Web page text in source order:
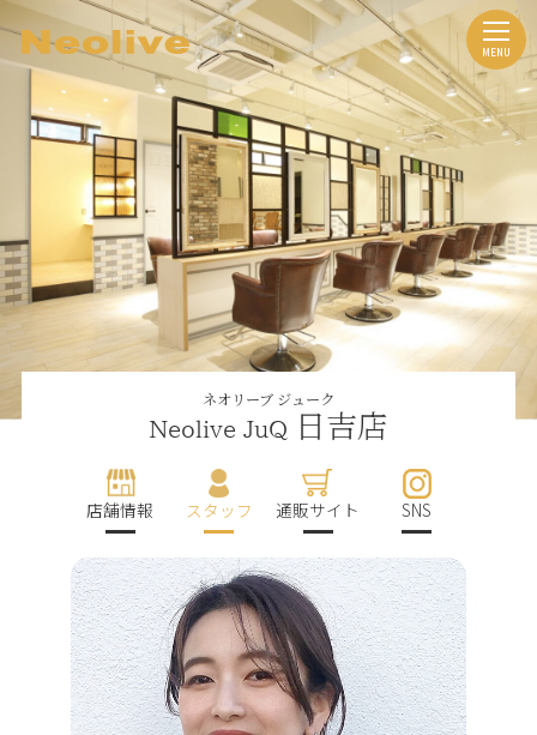
ネオリーブ ジューク
Neolive JuQ 日吉店
店舗情報 スタッフ 通販サイト SNS